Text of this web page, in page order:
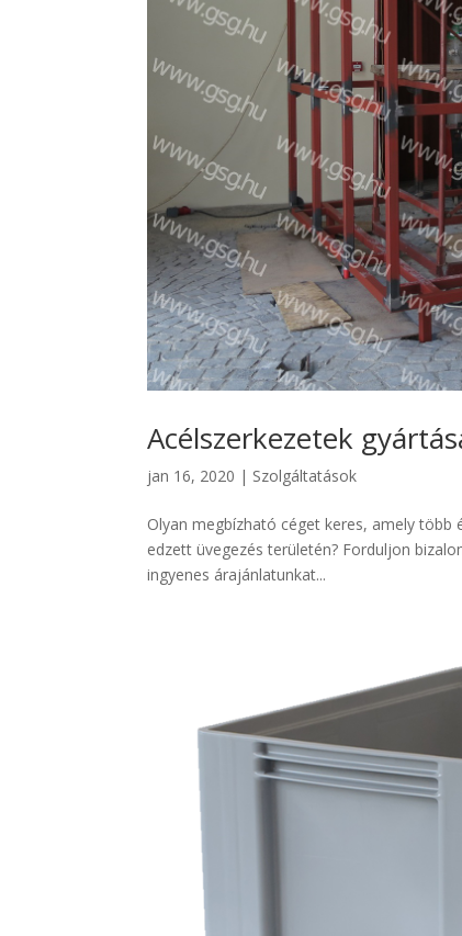
Acélszerkezetek
jan 16, 2020 | Szolgáltatások
Olyan megbízható céget keres, amely több
edzett üvegezés területén? Forduljon
ingyenes árajánlatunkat...